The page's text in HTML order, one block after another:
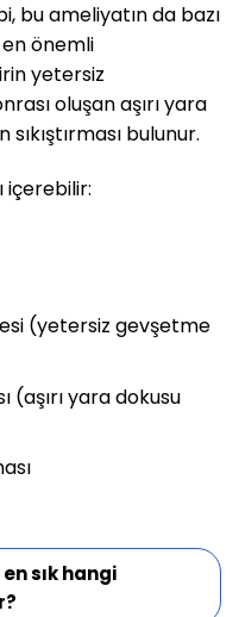
bu ameliyatın da bazı
önemli
yetersiz
oluşan aşırı yara
bulunur.
içerebilir:
(yetersiz gevşetme
yara dokusu
sık hangi